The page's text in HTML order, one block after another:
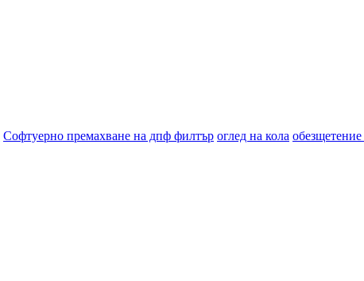
Софтуерно премахване на дпф филтър оглед на кола